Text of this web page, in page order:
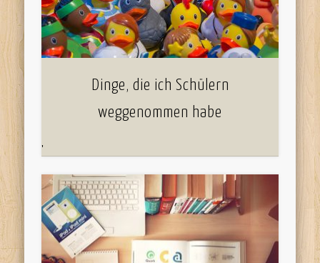
Dinge, die ich Schülern
weggenommen habe
'